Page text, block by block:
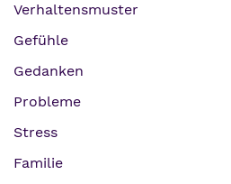
Verhaltensmuster
Gefühle
Gedanken
Probleme
Stress
Familie